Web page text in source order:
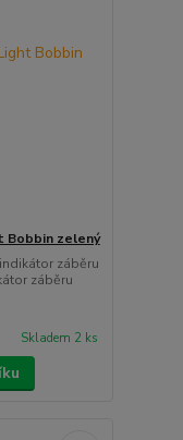
Bobbin zelený
záběru
záběru
Skladem 2 ks